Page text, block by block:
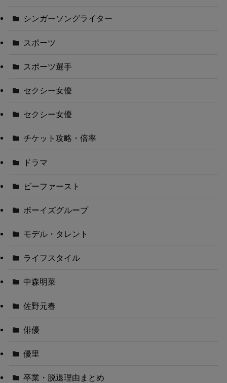
シンガーソングライター
スポーツ
スポーツ選手
セクシー女優
セクシー女優
チケット攻略・倍率
ドラマ
ビーファースト
ボーイズグループ
モデル・タレント
ライフスタイル
中森明菜
佐野元春
俳優
優里
卒業・脱退理由まとめ